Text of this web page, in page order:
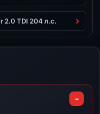
2.0 TDI 204 л.с.